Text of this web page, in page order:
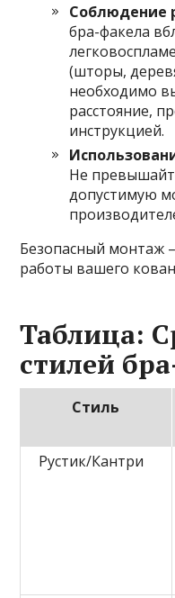
Соблюдение
бра-факела
(шторы,
необходимо
расстояние,
инструкцией.
Не
допустимую
Безопасный монтаж
работы вашего
Таблица:
стилей
Стиль
Рустик/Кантри